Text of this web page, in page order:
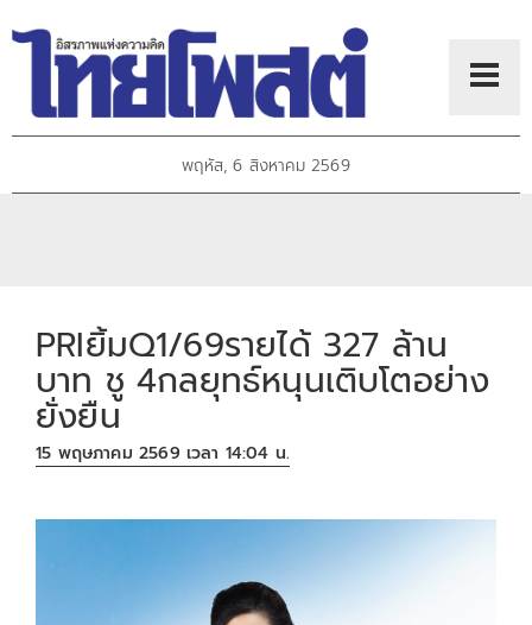
พฤหัส, 6 สิงหาคม 2569
PRIยิ้มQ1/69รายได้ 327 ล้าน
บาท ชู 4กลยุทธ์หนุนเติบโตอย่าง
ยั่งยืน
15 พฤษภาคม 2569 เวลา 14:04 น.